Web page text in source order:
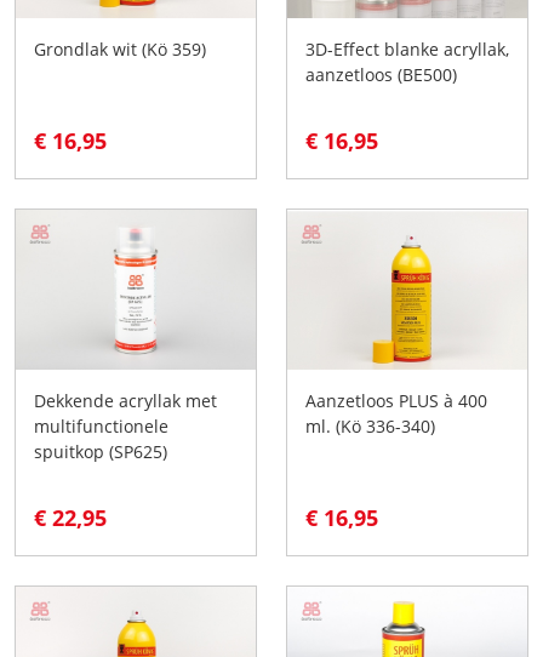
Grondlak wit (Kö 359)
€ 16,95
3D-Effect blanke acryllak,
aanzetloos (BE500)
€ 16,95
Dekkende acryllak met
multifunctionele
spuitkop (SP625)
€ 22,95
Aanzetloos PLUS à 400
ml. (Kö 336-340)
€ 16,95